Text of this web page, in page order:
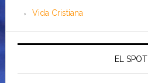
Vida Cristiana
EL SPOT